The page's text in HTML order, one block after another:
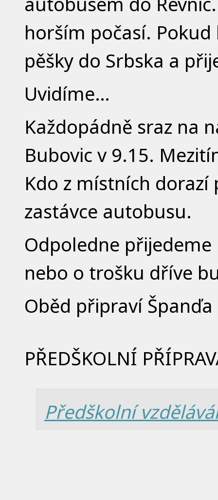
horším počasí.
pěšky do Srbska a
Uvidíme…
Každopádně sraz na
Bubovic v 9.15.
Kdo z místních
zastávce autobusu.
Odpoledne
nebo o trošku dříve
Oběd připraví Španďa
PŘEDŠKOLNÍ
Předškolní